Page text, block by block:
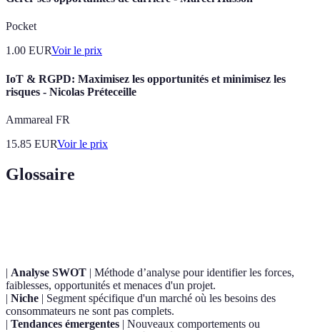
Pocket
1.00 EURVoir le prix
IoT & RGPD: Maximisez les opportunités et minimisez les
risques - Nicolas Préteceille
Ammareal FR
15.85 EURVoir le prix
Glossaire
| Analyse SWOT | Méthode d’analyse pour identifier les forces,
faiblesses, opportunités et menaces d'un projet.
| Niche | Segment spécifique d'un marché où les besoins des
consommateurs ne sont pas complets.
| Tendances émergentes | Nouveaux comportements ou